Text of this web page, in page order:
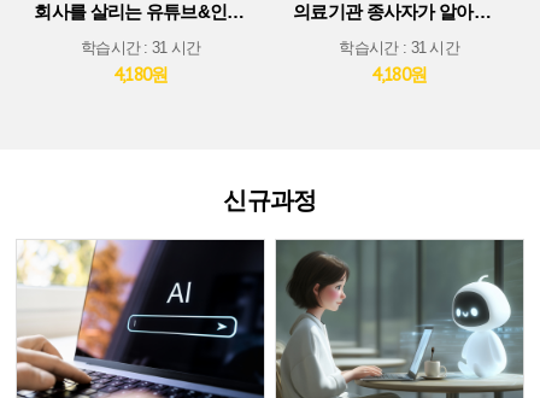
회사를 살리는 유튜브&인스타그램 소셜 미디어 마케팅
학습시간 : 31 시간
4,180원
의료기관 종사자가 알아야 할 의료기술 트렌드
학습시간 : 31 시간
4,180원
신규과정